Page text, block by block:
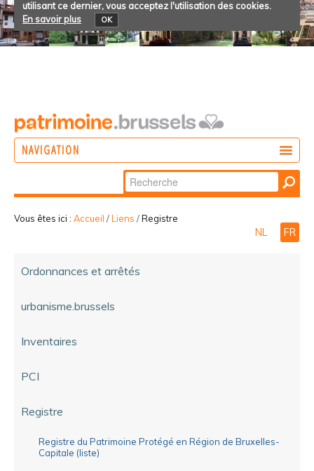
utilisant ce dernier, vous acceptez l'utilisation des cookies.
En savoir plus
OK
NAVIGATION
Chercher par
Recherche
avancée…
Vous êtes ici : Accueil /Liens /Registre
NL FR
Ordonnances et arrêtés
urbanisme.brussels
Inventaires
PCI
Registre
Registre du Patrimoine Protégé en Région de Bruxelles-
Capitale (liste)